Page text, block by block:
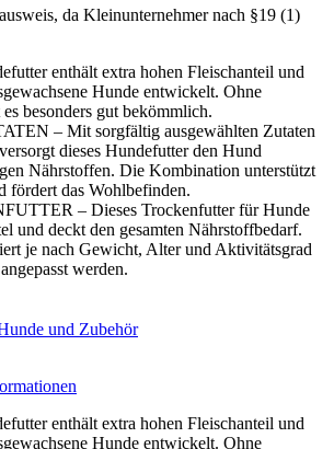
da Kleinunternehmer nach §19 (1)
enthält extra hohen Fleischanteil und
Hunde entwickelt. Ohne
besonders gut bekömmlich.
– Mit sorgfältig ausgewählten Zutaten
dieses Hundefutter den Hund
Nährstoffen. Die Kombination unterstützt
fördert das Wohlbefinden.
– Dieses Trockenfutter für Hunde
und deckt den gesamten Nährstoffbedarf.
je nach Gewicht, Alter und Aktivitätsgrad
werden.
und Zubehör
enthält extra hohen Fleischanteil und
Hunde entwickelt. Ohne